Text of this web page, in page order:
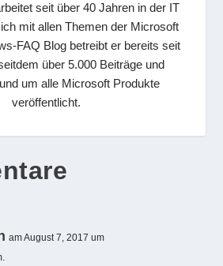
seit über 40 Jahren in der IT
mit allen Themen der Microsoft
FAQ Blog betreibt er bereits seit
über 5.000 Beiträge und
um alle Microsoft Produkte
veröffentlicht.
am August 7, 2017 um